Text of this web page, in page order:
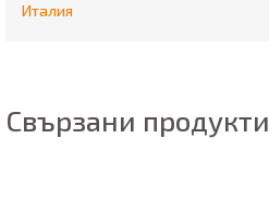
Италия
Свързани продукти